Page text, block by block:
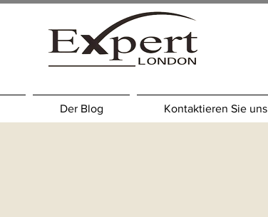
Der Blog Kontaktieren Sie uns